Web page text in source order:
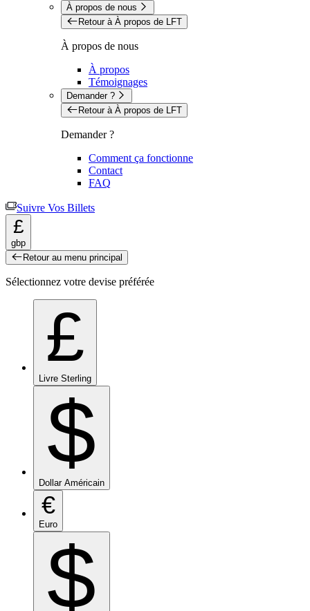
À propos de nous
Retour à À propos de LFT
À propos de nous
À propos
Témoignages
Demander ?
Retour à À propos de LFT
Demander ?
Comment ça fonctionne
Contact
FAQ
Suivre Vos Billets
£
gbp
Retour au menu principal
Sélectionnez votre devise préférée
£
Livre Sterling
$
Dollar Américain
€
Euro
$